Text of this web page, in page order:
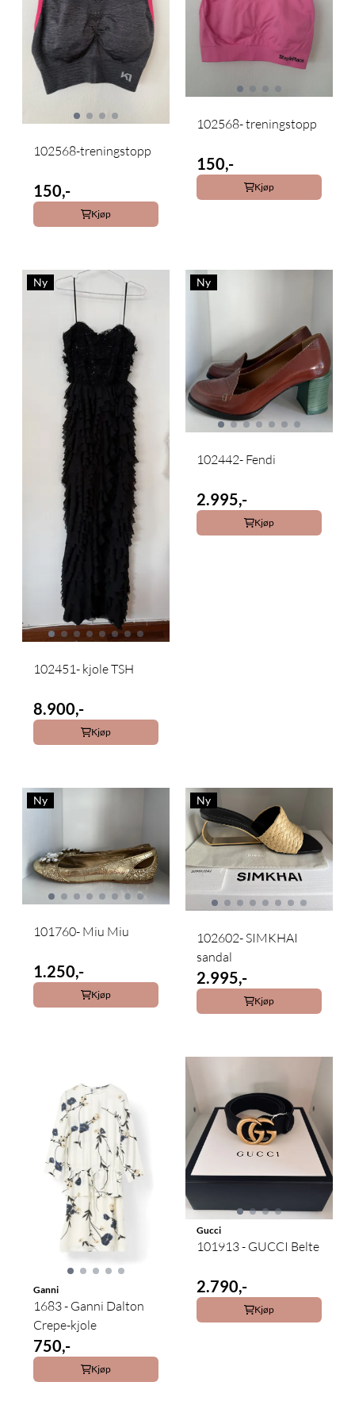
102568-treningstopp
150,-
Kjøp
102568- treningstopp
150,-
Kjøp
Ny
102451- kjole TSH
8.900,-
Kjøp
Ny
102442- Fendi
2.995,-
Kjøp
Ny
101760- Miu Miu
1.250,-
Kjøp
Ny
102602- SIMKHAI
sandal
2.995,-
Kjøp
Ganni
1683 - Ganni Dalton
Crepe-kjole
750,-
Kjøp
Gucci
101913 - GUCCI Belte
2.790,-
Kjøp